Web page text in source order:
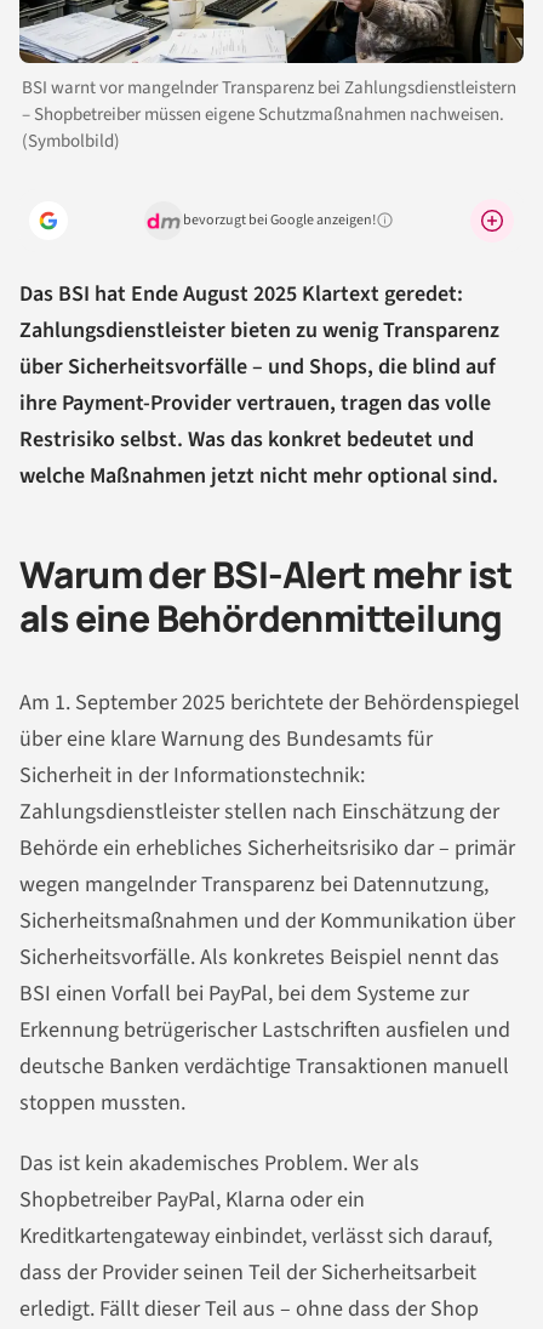
BSI warnt vor mangelnder Transparenz bei Zahlungsdienstleistern
– Shopbetreiber müssen eigene Schutzmaßnahmen nachweisen.
(Symbolbild)
bevorzugt bei Google anzeigen!Warum lohnt sich das?
Das BSI hat Ende August 2025 Klartext geredet:
Zahlungsdienstleister bieten zu wenig Transparenz
über Sicherheitsvorfälle – und Shops, die blind auf
ihre Payment-Provider vertrauen, tragen das volle
Restrisiko selbst. Was das konkret bedeutet und
welche Maßnahmen jetzt nicht mehr optional sind.
Warum der BSI-Alert mehr ist
als eine Behördenmitteilung
Am 1. September 2025 berichtete der Behördenspiegel
über eine klare Warnung des Bundesamts für
Sicherheit in der Informationstechnik:
Zahlungsdienstleister stellen nach Einschätzung der
Behörde ein erhebliches Sicherheitsrisiko dar – primär
wegen mangelnder Transparenz bei Datennutzung,
Sicherheitsmaßnahmen und der Kommunikation über
Sicherheitsvorfälle. Als konkretes Beispiel nennt das
BSI einen Vorfall bei PayPal, bei dem Systeme zur
Erkennung betrügerischer Lastschriften ausfielen und
deutsche Banken verdächtige Transaktionen manuell
stoppen mussten.
Das ist kein akademisches Problem. Wer als
Shopbetreiber PayPal, Klarna oder ein
Kreditkartengateway einbindet, verlässt sich darauf,
dass der Provider seinen Teil der Sicherheitsarbeit
erledigt. Fällt dieser Teil aus – ohne dass der Shop